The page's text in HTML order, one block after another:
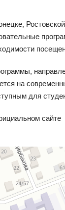
на
для
сайте